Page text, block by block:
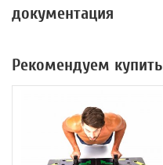
документация
Рекомендуем купить